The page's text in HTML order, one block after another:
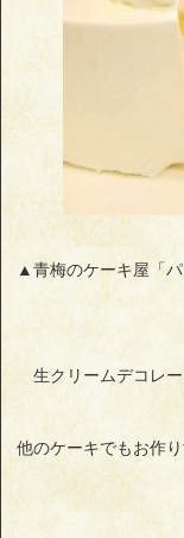
▲青梅のケーキ屋「
生クリームデコレ
他のケーキでもお作